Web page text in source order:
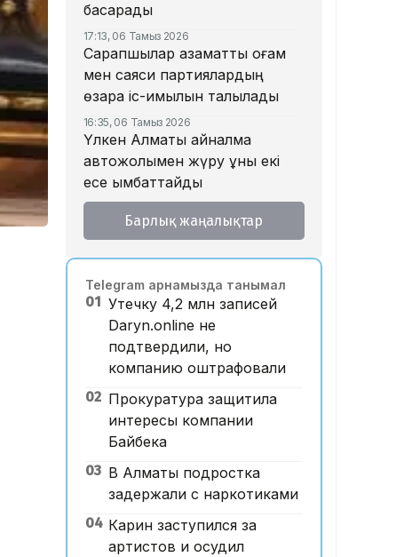
басқарады
17:13, 06 Тамыз 2026
Сарапшылар азаматтық қоғам
мен саяси партиялардың
өзара іс-қимылын талқылады
16:35, 06 Тамыз 2026
Үлкен Алматы айналма
автожолымен жүру құны екі
есе қымбаттайды
16:32, 06 Тамыз 2026
Тойдағы тілек қандай болуы
16:26, 06 Тамыз 2026
«Уахабист емеспін»: Бекболат
Тілеухан діни ұстанымына
қатысты жауап берді
Қазақстанда 2 млн теңге
жалақы қай саланың
мамандарына ұсынылады?
14:05, 06 Тамыз 2026
Астанада жолаушы мінген
ұшқышсыз әуе таксиі алғаш
рет көкке көтерілді
Барлық жаңалықтар
Telegram арнамызда танымал
01 Утечку 4,2 млн записей
Daryn.online не
подтвердили, но
компанию оштрафовали
02 Прокуратура защитила
интересы компании
Байбека
03 В Алматы подростка
задержали с наркотиками
04 Карин заступился за
артистов и осудил